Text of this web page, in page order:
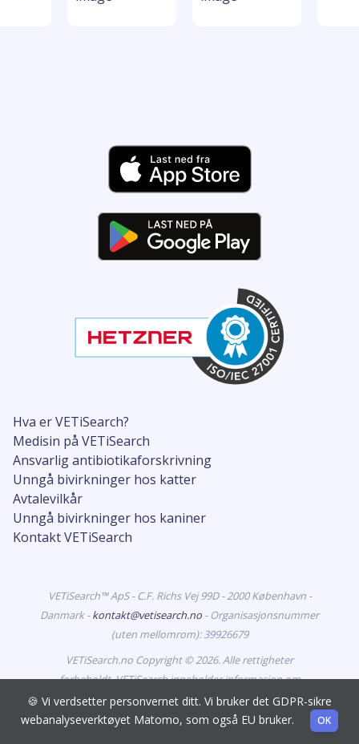
Hva er VETiSearch?
Medisin på VETiSearch
Ansvarlig antibiotikaforskrivning
Unngå bivirkninger hos katter
Avtalevilkår
Unngå bivirkninger hos kaniner
Kontakt VETiSearch
VETiSearch™ ApS - C.F. Richs Vej 99D - 2000 København -
Danmark -kontakt@vetisearch.no - Organisasjonsnummer
(uten mellomrom): 39926679
VETiSearch.no Copyright © 2026. Alle rettigheter
forbeholdt. VETiSearch inneholder informasjon om
legemidler til dyr som er godkjent for markedsføring i
Norge, og retter seg mot dyrehelsepersonell.
🍪 Vi verdsetter personvernet ditt. Vi bruker det GDPR-sikre
webanalyseverktøyet Matomo, som også EU bruker.
OK